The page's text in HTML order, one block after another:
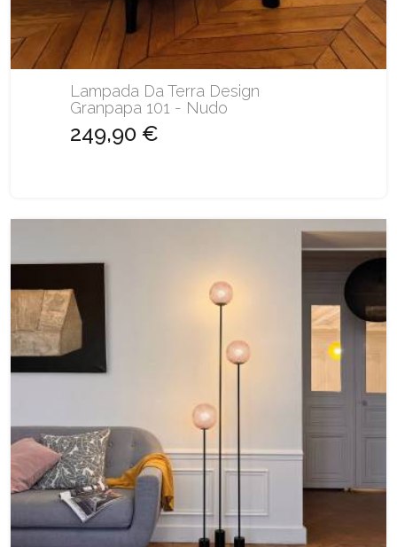
Lampada Da Terra Design
Granpapa 101 - Nudo
249,90 €